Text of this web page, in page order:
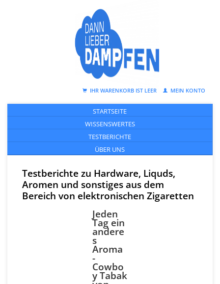
IHR WARENKORB IST LEER MEIN KONTO
STARTSEITE
WISSENSWERTES
TESTBERICHTE
ÜBER UNS
Testberichte zu Hardware, Liquds,
Aromen und sonstiges aus dem
Bereich von elektronischen Zigaretten
Jeden
Tag ein
andere
s
Aroma
-
Cowbo
y Tabak